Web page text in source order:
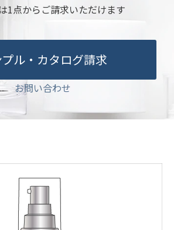
お役立ち資料
ブログ
会社概要
English
1点からご請求いただけます
ル・カタログ請求
お問い合わせ